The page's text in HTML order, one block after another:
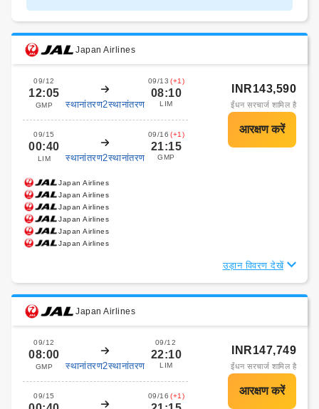
Japan Airlines
09/12
12:05
GMP स्थानांतरण2स्थानांतरण
09/13 (+1)
08:10
LIM
09/15
00:40
LIM स्थानांतरण2स्थानांतरण
09/16 (+1)
21:15
GMP
INR143,590
ईंधन सरचार्ज शामिल है
Japan Airlines
Japan Airlines
Japan Airlines
Japan Airlines
Japan Airlines
Japan Airlines
उड़ान विवरण देखें
Japan Airlines
09/12
08:00
GMP स्थानांतरण2स्थानांतरण
09/12
22:10
LIM
09/15 09/16 (+1)
INR147,749
ईंधन सरचार्ज शामिल है